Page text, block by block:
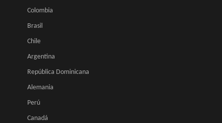
Colombia
Brasil
Chile
Argentina
República Dominicana
Alemania
Perú
Canadá